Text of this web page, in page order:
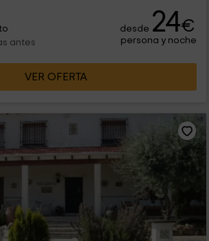
antes
desde 24€
persona y noche
VER OFERTA